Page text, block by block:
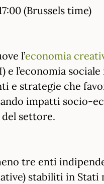
(Brussels time)
l’economia
e l’economia
e strategie che
impatti socio-
settore.
tre enti
stabiliti in Stati